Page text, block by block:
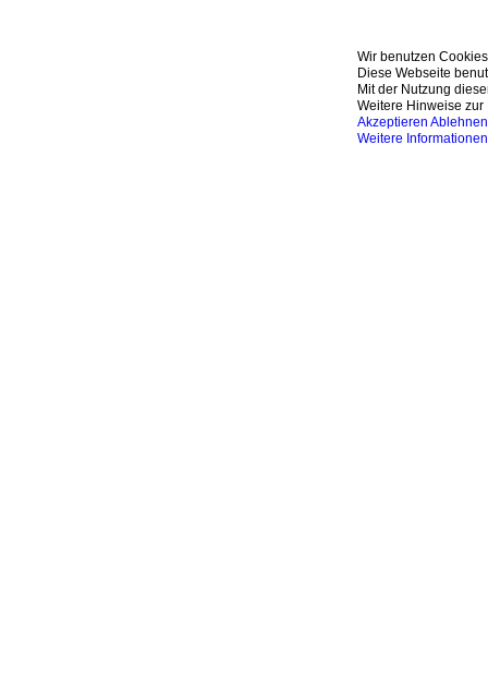
Wir benutzen Cookies
Diese Webseite
Mit der Nutzung
Weitere Hinweise zur
Akzeptieren Ablehnen
Weitere Informationen